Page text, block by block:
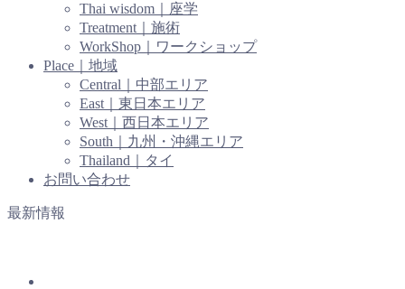
Thai wisdom｜座学
Treatment｜施術
WorkShop｜ワークショップ
Place｜地域
Central｜中部エリア
East｜東日本エリア
West｜西日本エリア
South｜九州・沖縄エリア
Thailand｜タイ
お問い合わせ
最新情報